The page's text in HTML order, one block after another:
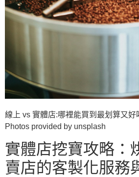
線上 vs 實體店:哪裡能買到最划算又好
Photos provided by unsplash
實體店挖寶攻略：
賣店的客製化服務